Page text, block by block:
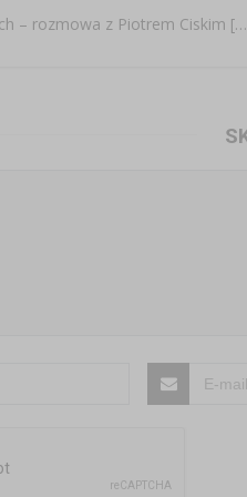
– rozmowa z Piotrem Ciskim